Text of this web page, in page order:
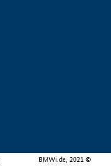
BMWi.de, 2021 ©